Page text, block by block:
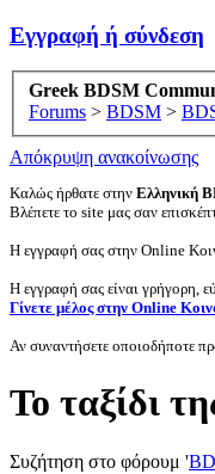
Εγγραφή ή σύνδεση
Greek BDSM
Forums > BDSM >
Απόκρυψη ανακοίνωσης
Καλώς ήρθατε στην Ελληνική
Βλέπετε το site μας σαν
Η εγγραφή σας στην Online
Η εγγραφή σας είναι γρήγορη,
Γίνετε μέλος στην Online
Αν συναντήσετε οποιοδήποτε
Το ταξίδι
Συζήτηση στο φόρουμ '